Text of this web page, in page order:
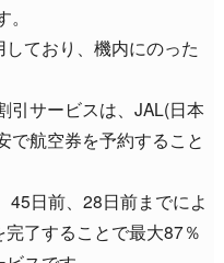
ており、機内にのった
引サービスは、JAL(日本
で航空券を予約すること
45日前、28日前までによ
了することで最大87％